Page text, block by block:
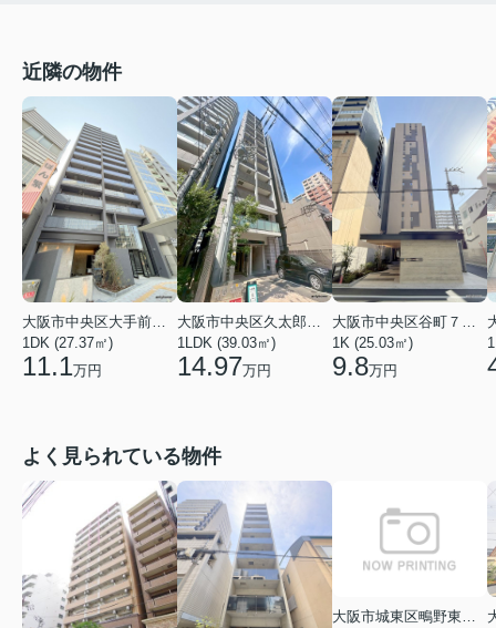
近隣の物件
大阪市中央区大手前１丁目
1DK (27.37㎡)
11.1万円
大阪市中央区久太郎町１丁目
1LDK (39.03㎡)
14.97万円
大阪市中央区谷町７丁目
1K (25.03㎡)
9.8万円
よく見られている物件
大阪市城東区鴫野東３丁目